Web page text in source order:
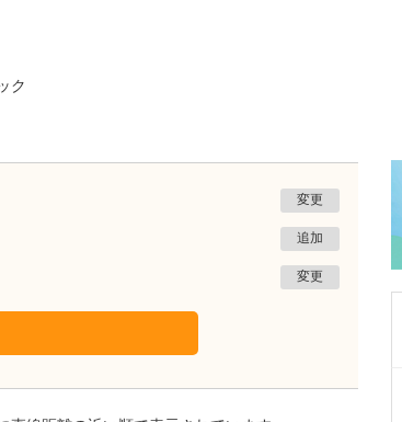
ク
変更
追加
変更
沖縄県那覇市
一銀内科胃腸科クリニック